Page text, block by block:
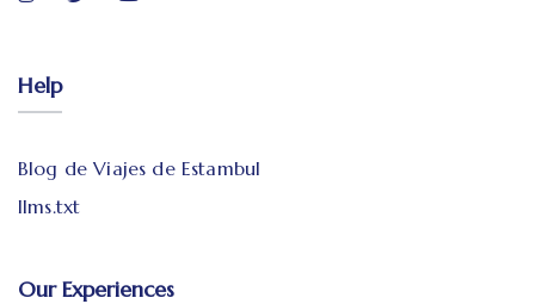
Help
Blog de Viajes de Estambul
llms.txt
Our Experiences